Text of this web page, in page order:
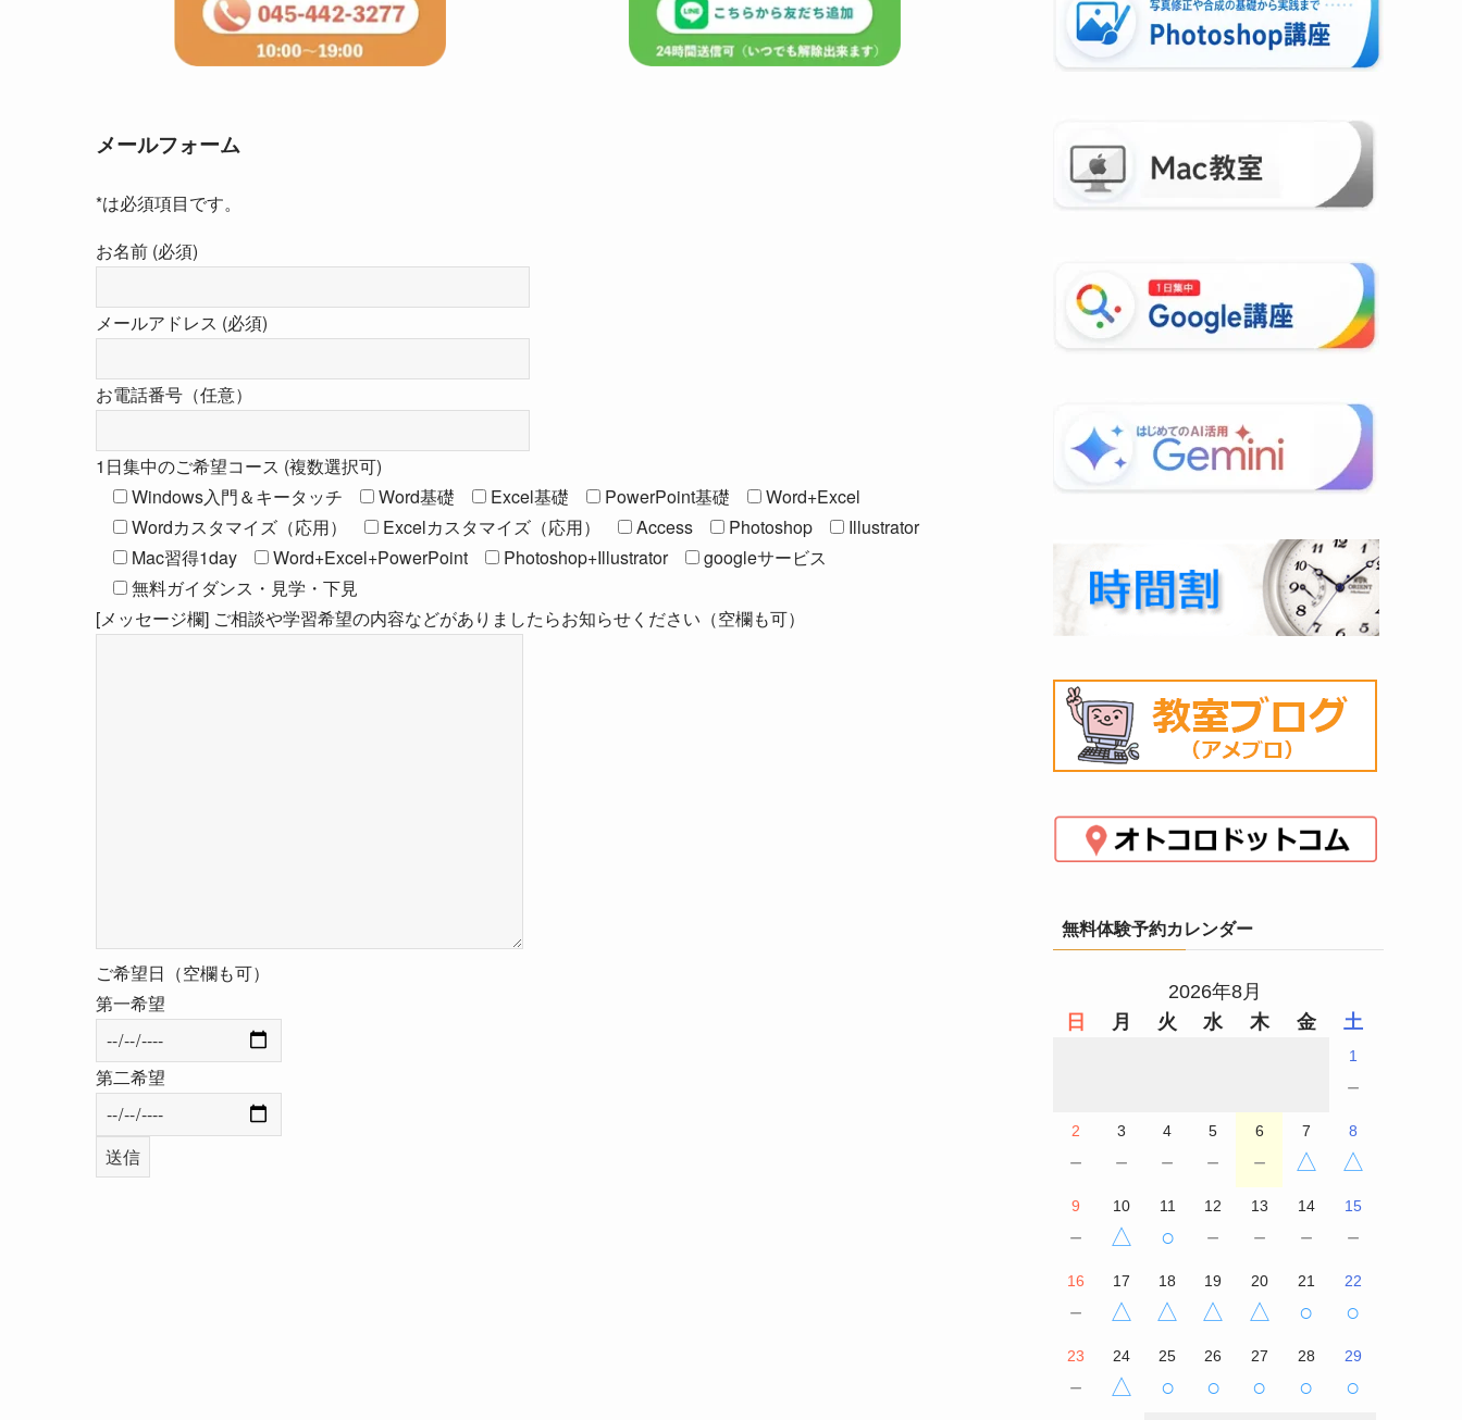
メールフォーム
*は必須項目です。
お名前 (必須)
メールアドレス (必須)
お電話番号（任意）
1日集中のご希望コース (複数選択可)
Windows入門＆キータッチ
Word基礎 Excel基礎 PowerPoint基礎
Word+Excel
Wordカスタマイズ（応用）
Excelカスタマイズ（応用） Access Photoshop
Illustrator
Mac習得1day
Word+Excel+PowerPoint Photoshop+Illustrator
googleサービス
無料ガイダンス・見学・下見
[メッセージ欄] ご相談や学習希望の内容などがありましたらお知らせください（空欄も可）
ご希望日（空欄も可）
第一希望
第二希望
無料体験予約カレンダー
2026年8月
日
月 火 水 木 金 土
1
－
2
－
3
－
4
－
5
－
6
－
7
△
8
△
9
－
10
△
11
○
12
－
13
－
14
－
15
－
16
－
17
△
18
△
19
△
20
△
21
○
22
○
23
－
24
△
25
○
26
○
27
○
28
○
29
○